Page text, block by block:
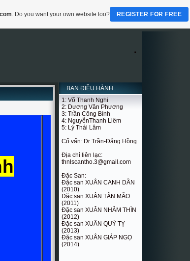
.
BAN ĐIỀU HÀNH
1: Võ Thanh Nghi
2: Dương Văn Phương
3: Trần Công Bình
4: NguyễnThanh Liêm
5: Lý Thái Lâm
Cố vấn: Dr Trần-Đăng Hồng
Địa chỉ liên lạc:
thnlscantho.3@gmail.com
Đặc San:
Đặc san XUÂN CANH DẦN
(2010)
Đặc san XUÂN TÂN MÃO
(2011)
Đặc san XUÂN NHÂM THÌN
(2012)
Đặc san XUÂN QUÝ TỴ
(2013)
Đặc san XUÂN GIÁP NGỌ
(2014)
. Do you want your own website too? REGISTER FOR FREE